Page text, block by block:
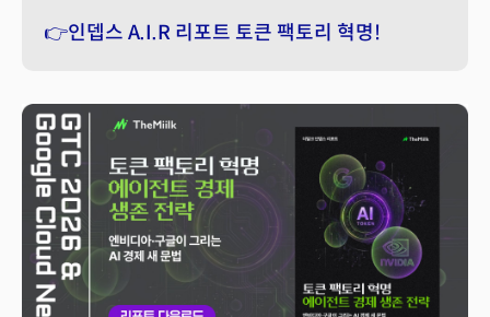
👉인뎁스 A.I.R 리포트 토큰 팩토리 혁명!